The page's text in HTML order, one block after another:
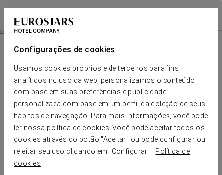
Configurações de cookies
Usamos cookies próprios e de terceiros para fins
analíticos no uso da web, personalizamos o conteúdo
com base em suas preferências e publicidade
personalizada com base em um perfil da coleção de seus
hábitos de navegação. Para mais informações, você pode
ler nossa política de cookies. Você pode aceitar todos os
cookies através do botão "Aceitar" ou pode configurar ou
rejeitar seu uso clicando em "Configurar ". Política de
cookies
Eurostars Wall Street
NOVA IORQUE
Promoções
Promoções
Experiência Business
35 USD